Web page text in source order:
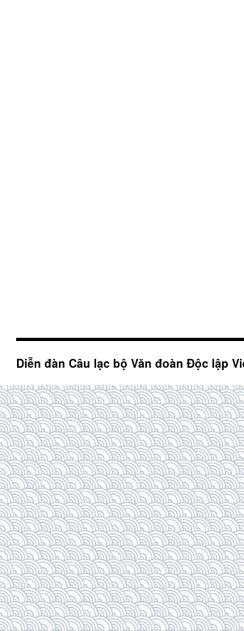
Diễn đàn Câu lạc bộ Văn đoàn Độc lập